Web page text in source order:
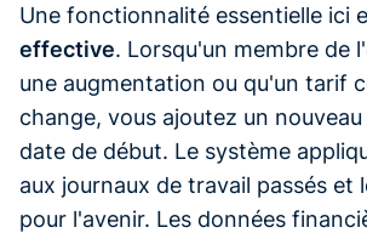
Une fonctionnalité essentielle ici
effective. Lorsqu'un membre de
une augmentation ou qu'un tarif
change, vous ajoutez un
date de début. Le système
aux journaux de travail passés et
pour l'avenir. Les données